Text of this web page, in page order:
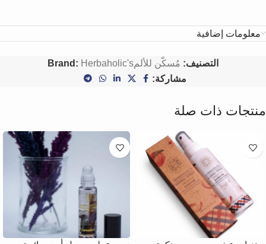
معلومات إضافية
التصنيف: مُسكّن للألم Brand: Herbaholic's
مشاركة:
منتجات ذات صلة